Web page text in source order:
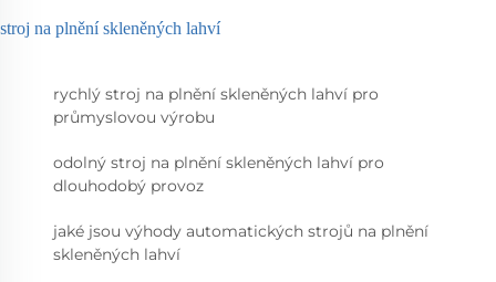
stroj na plnění skleněných lahví
rychlý stroj na plnění skleněných lahví pro
průmyslovou výrobu
odolný stroj na plnění skleněných lahví pro
dlouhodobý provoz
jaké jsou výhody automatických strojů na plnění
skleněných lahví